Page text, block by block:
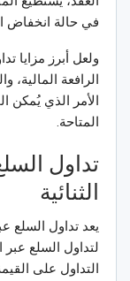
في حالة انخفاض
ولعل أبرز مزايا
الرافعة المالية،
الأمر الذي يُمكن
المتاحة.
تداول
الثنائية
يعد تداول السلع
لتداول السلع عبر
التداول على